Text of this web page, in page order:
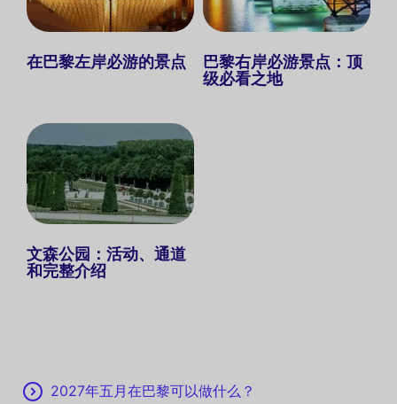
在巴黎左岸必游的景点
巴黎右岸必游景点：顶
级必看之地
文森公园：活动、通道
和完整介绍
2027年五月在巴黎可以做什么？